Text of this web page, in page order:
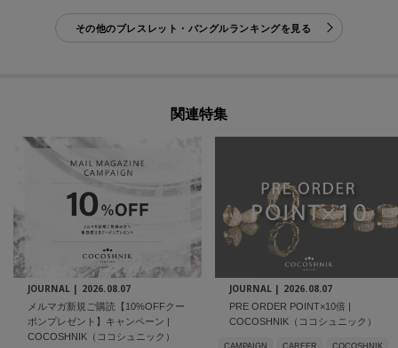
その他のブレスレット・バングルランキングを見る
関連特集
JOURNAL | 2026.08.07
メルマガ新規ご購読【10%OFFクー
ポンプレゼント】キャンペーン |
COCOSHNIK（ココシュニック）
JOURNAL | 2026.08.07
PRE ORDER POINT×10倍 |
COCOSHNIK（ココシュニック）